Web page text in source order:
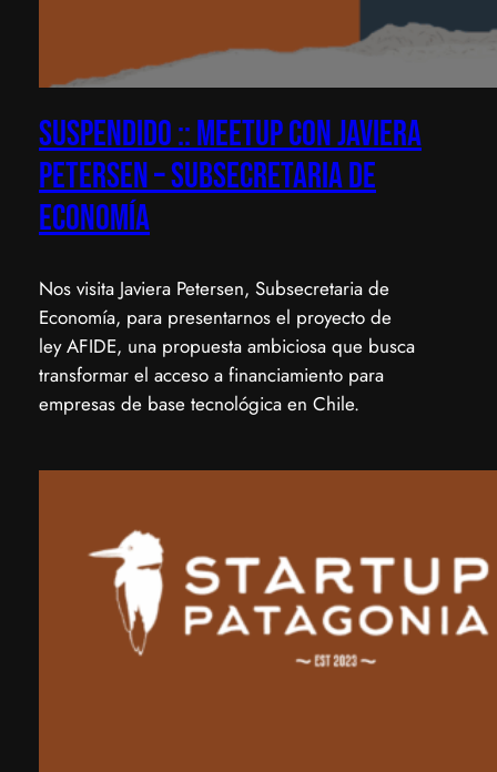
SUSPENDIDO :: Meetup con Javiera
Petersen – Subsecretaria de
Economía
​Nos visita Javiera Petersen, Subsecretaria de
Economía, para presentarnos el proyecto de
ley AFIDE, una propuesta ambiciosa que busca
transformar el acceso a financiamiento para
empresas de base tecnológica en Chile.